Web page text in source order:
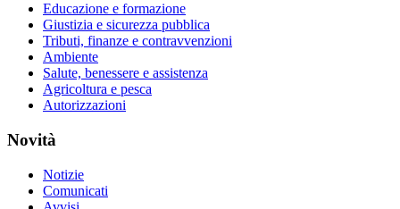
Educazione e formazione
Giustizia e sicurezza pubblica
Tributi, finanze e contravvenzioni
Ambiente
Salute, benessere e assistenza
Agricoltura e pesca
Autorizzazioni
Novità
Notizie
Comunicati